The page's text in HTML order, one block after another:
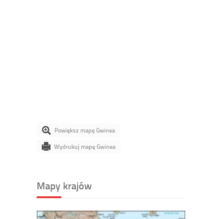
Powiększ mapę Gwinea
Wydrukuj mapę Gwinea
Mapy krajów